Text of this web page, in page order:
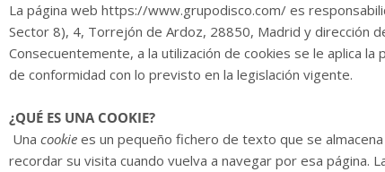
La página web https://www.grupodisco.com/ es
Sector 8), 4, Torrejón de Ardoz, 28850, Madrid y dirección
Consecuentemente, a la utilización de cookies se le aplica
de conformidad con lo previsto en la legislación vigente.
¿QUÉ ES UNA COOKIE?
Una cookie es un pequeño fichero de texto que se
recordar su visita cuando vuelva a navegar por esa página.